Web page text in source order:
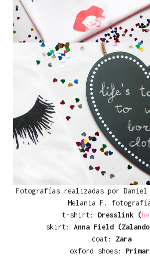
Fotografías realizadas por Daniel
Melania F.
t-shirt: Dresslink (
skirt: Anna Field
coat: Zara
oxford shoes: